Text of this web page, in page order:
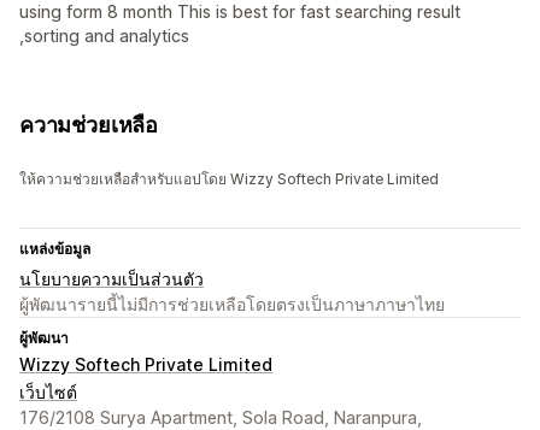
using form 8 month This is best for fast searching result
,sorting and analytics
ความช่วยเหลือ
ให้ความช่วยเหลือสำหรับแอปโดย Wizzy Softech Private Limited
แหล่งข้อมูล
นโยบายความเป็นส่วนตัว
ผู้พัฒนารายนี้ไม่มีการช่วยเหลือโดยตรงเป็นภาษาภาษาไทย
ผู้พัฒนา
Wizzy Softech Private Limited
เว็บไซต์
176/2108 Surya Apartment, Sola Road, Naranpura,